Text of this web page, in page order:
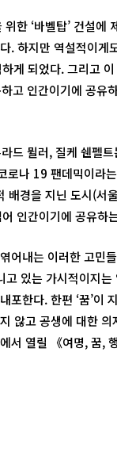
한 ‘바벨탑’ 건설에
. 하지만 역설적이게
게 되었다. 그리고
고 인간이기에 공유
드 뮐러, 질케 쉔펠
나 19 팬데믹이라
배경을 지닌 도시(서
인간이기에 공유하
어내는 이러한 고민
고 있는 가시적이지
한다. 한편 ‘꿈’이
않고 공생에 대한
서 열릴 《여명, 꿈